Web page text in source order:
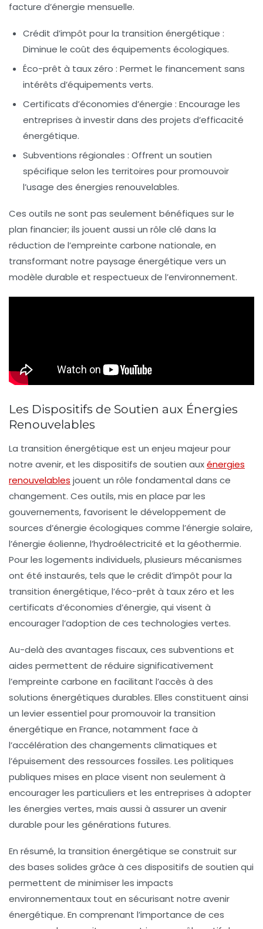
facture d’énergie mensuelle.
Crédit d’impôt pour la transition énergétique :
Diminue le coût des équipements écologiques.
Éco-prêt à taux zéro : Permet le financement sans
intérêts d’équipements verts.
Certificats d’économies d’énergie : Encourage les
entreprises à investir dans des projets d’efficacité
énergétique.
Subventions régionales : Offrent un soutien
spécifique selon les territoires pour promouvoir
l’usage des énergies renouvelables.
Ces outils ne sont pas seulement bénéfiques sur le
plan financier; ils jouent aussi un rôle clé dans la
réduction de l’empreinte carbone nationale, en
transformant notre paysage énergétique vers un
modèle durable et respectueux de l’environnement.
Les Dispositifs de Soutien aux Énergies
Renouvelables
La transition énergétique est un enjeu majeur pour
notre avenir, et les dispositifs de soutien auxénergies
renouvelables jouent un rôle fondamental dans ce
changement. Ces outils, mis en place par les
gouvernements, favorisent le développement de
sources d’énergie écologiques comme l’énergie solaire,
l’énergie éolienne, l’hydroélectricité et la géothermie.
Pour les logements individuels, plusieurs mécanismes
ont été instaurés, tels que le crédit d’impôt pour la
transition énergétique, l’éco-prêt à taux zéro et les
certificats d’économies d’énergie, qui visent à
encourager l’adoption de ces technologies vertes.
Au-delà des avantages fiscaux, ces subventions et
aides permettent de réduire significativement
l’empreinte carbone en facilitant l’accès à des
solutions énergétiques durables. Elles constituent ainsi
un levier essentiel pour promouvoir la transition
énergétique en France, notamment face à
l’accélération des changements climatiques et
l’épuisement des ressources fossiles. Les politiques
publiques mises en place visent non seulement à
encourager les particuliers et les entreprises à adopter
les énergies vertes, mais aussi à assurer un avenir
durable pour les générations futures.
En résumé, la transition énergétique se construit sur
des bases solides grâce à ces dispositifs de soutien qui
permettent de minimiser les impacts
environnementaux tout en sécurisant notre avenir
énergétique. En comprenant l’importance de ces